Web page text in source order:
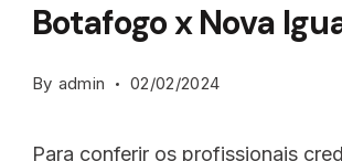
Botafogo x Nova
By admin 02/02/2024
Para conferir os profissionais